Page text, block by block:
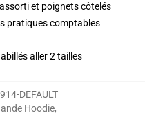
et poignets côtelés
pratiques comptables
aller 2 tailles
DEFAULT
Hoodie,